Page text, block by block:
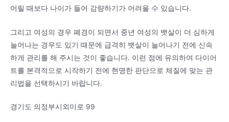
어릴 때보다 나이가 들어 감량하기가 어려울 수 있습니다.
그리고 여성의 경우 폐경이 되면서 중년 여성의 뱃살이 더 심하게
늘어나는 경우도 있기 때문에 급격히 뱃살이 늘어나기 전에 신속
하게 관리를 해 주시는 것이 좋습니다. 이런 점에 유의하여 다이어
트를 본격적으로 시작하기 전에 현명한 판단으로 체질에 맞는 관
리법을 선택하시기 바랍니다.
경기도 의정부시외미로 99